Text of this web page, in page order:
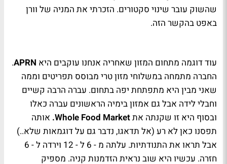
שהשוק עובר שינוי סקטורים. הזכרתי את המניה של וורן
באפט בהקשר הזה.
עוד דוגמה מתחום המזון שאחריה אנחנו עוקבים היא APRN
.
החברה מתמחה במשלוחי מזון טרי מבוסס תפריטים וממה
שאני מבין היא מתפתחת יפה בתחום. עברה הרבה קשיים
וחבלי לידה אבל גם אמזון בימיה הראשונים עברה כאלו
ובסוף היא זו שקנתה אתWhole Food Market
. אותה
תפסנו כאן לא רע (אל תדאגו, נדבר גם על דוגמאות שלא..)
אבל תראו את התנודתיות. עלתה מ - 6 ל - 12 וירדה ל - 6
חזרה. עכשיו היא שוב נראית הזדמנות קניה. מספיק